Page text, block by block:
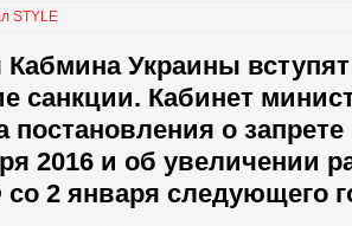
STYLE
Украины
санкции. Кабинет
постановления о
2016 и об увеличении
2 января следующего